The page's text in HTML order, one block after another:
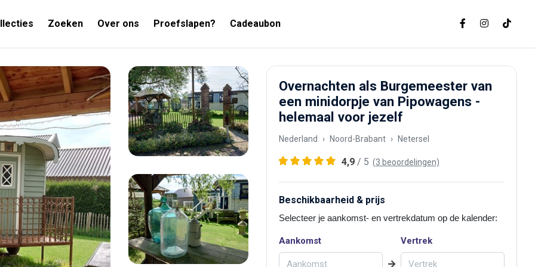
Zoeken Over ons Proefslapen? Cadeaubon
Overnachten als Burgemeester van
een minidorpje van Pipowagens -
helemaal voor jezelf
Nederland Noord-Brabant Netersel
4,9 / 5 (3 beoordelingen)
Beschikbaarheid & prijs
Selecteer je aankomst- en vertrekdatum op de kalender:
Aankomst Vertrek